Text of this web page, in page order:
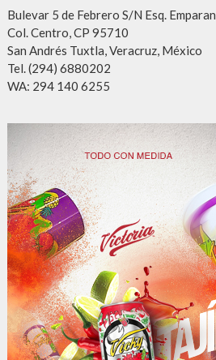
Bulevar 5 de Febrero S/N Esq. Emparan
Col. Centro, CP 95710
San Andrés Tuxtla, Veracruz, México
Tel. (294) 6880202
WA: 294 140 6255